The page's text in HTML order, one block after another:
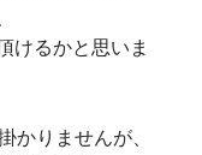
けるかと思いま
かりませんが、